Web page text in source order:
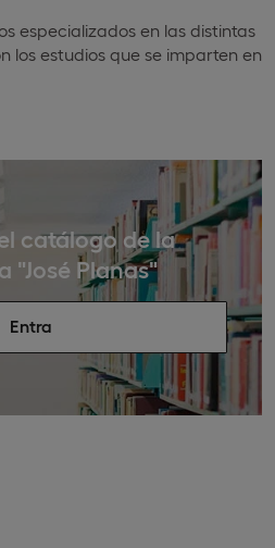
especializados en las distintas
los estudios que se imparten en
catálogo de la
"José Planas"
Entra